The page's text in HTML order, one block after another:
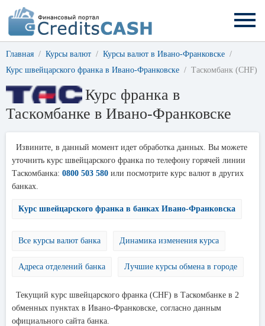
Главная Курсы валют
Курсы валют в Ивано-Франковске
Курс швейцарского франка в Ивано-Франковске
Таскомбанк (CHF)
Курс франка в
Таскомбанке в Ивано-Франковске
Извините, в данный момент идет обработка данных. Вы можете
уточнить курс швейцарского франка по телефону горячей линии
Таскомбанка: 0800 503 580 или посмотрите курс валют в других
банках.
Курс швейцарского франка в банках Ивано-Франковска
Все курсы валют банка Динамика изменения курса
Адреса отделений банка Лучшие курсы обмена в городе
Текущий курс швейцарского франка (CHF) в Таскомбанке в 2
обменных пунктах в Ивано-Франковске, согласно данным
официального сайта банка.